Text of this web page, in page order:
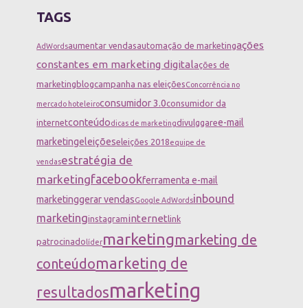
TAGS
AdWordsaumentar vendasautomação de marketingações
constantes em marketing digitalações de
marketingblogcampanha nas eleiçõesConcorrência no
mercado hoteleiroconsumidor 3.0consumidor da
internetconteúdodicas de marketingdivulggaree-mail
marketingeleiçõeseleições 2018equipe de
vendasestratégia de
marketingfacebookferramenta e-mail
marketinggerar vendasGoogle AdWordsinbound
marketinginstagraminternetlink
patrocinadolídermarketingmarketing de
conteúdomarketing de
resultadosmarketing